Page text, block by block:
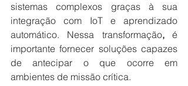
sistemas complexos graças à sua
integração com IoT e aprendizado
automático. Nessa transformação, é
importante fornecer soluções capazes
de antecipar o que ocorre em
ambientes de missão crítica.